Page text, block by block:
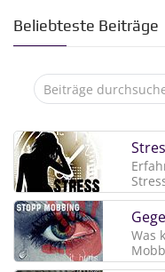
Beliebteste Beiträge
Was